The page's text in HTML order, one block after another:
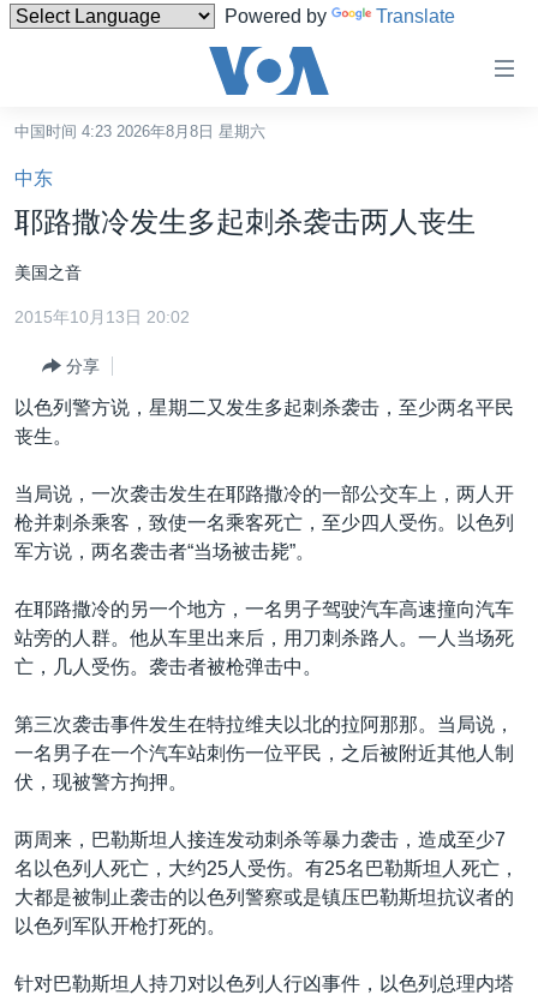
Powered by Translate
碍
链
接
跳
转
内
转
到
航
跳
转
检
索
中国
台湾
港澳
国际
最新国际新闻
中东
欧洲
美洲
全球议题
分类新闻
人权·法律·宗教
科教·文娱·体健
劳工
环境
热点专题
白宫要闻
美中关系
美国建国250周年
埃博拉疫情
美国之音专访
台海两岸关系
南中国海争端
关注西藏
关注新疆
VOA视频
中文广播
其他语言网站
中国时间 4:23 2026年8月8日 星期六
中东
耶路撒冷发生多起刺杀袭击两人丧生
美国之音
2015年10月13日 20:02
分享
以色列警方说，星期二又发生多起刺杀袭击，至少两名平民
丧生。
当局说，一次袭击发生在耶路撒冷的一部公交车上，两人开
枪并刺杀乘客，致使一名乘客死亡，至少四人受伤。以色列
军方说，两名袭击者“当场被击毙”。
在耶路撒冷的另一个地方，一名男子驾驶汽车高速撞向汽车
站旁的人群。他从车里出来后，用刀刺杀路人。一人当场死
亡，几人受伤。袭击者被枪弹击中。
第三次袭击事件发生在特拉维夫以北的拉阿那那。当局说，
一名男子在一个汽车站刺伤一位平民，之后被附近其他人制
伏，现被警方拘押。
两周来，巴勒斯坦人接连发动刺杀等暴力袭击，造成至少7
名以色列人死亡，大约25人受伤。有25名巴勒斯坦人死亡，
大都是被制止袭击的以色列警察或是镇压巴勒斯坦抗议者的
以色列军队开枪打死的。
针对巴勒斯坦人持刀对以色列人行凶事件，以色列总理内塔